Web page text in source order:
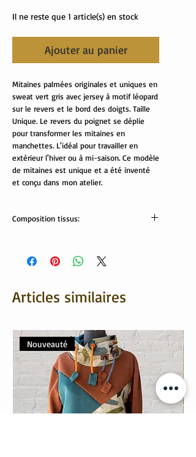
Il ne reste que 1 article(s) en stock
Ajouter au panier
Mitaines palmées originales et uniques en
sweat vert gris avec jersey à motif léopard
sur le revers et le bord des doigts. Taille
Unique. Le revers du poignet se déplie
pour transformer les mitaines en
manchettes. L'idéal pour travailler en
extérieur l'hiver ou à mi-saison. Ce modèle
de mitaines est unique et a été inventé
et conçu dans mon atelier.
Composition tissus:
Revers: 67% bambou, 28% coton, 5%
Articles similaires
Nouveauté